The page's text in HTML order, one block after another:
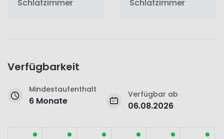
Schlafzimmer Schlafzimmer
Verfügbarkeit
Mindestaufenthalt
6 Monate
Verfügbar ab
06.08.2026